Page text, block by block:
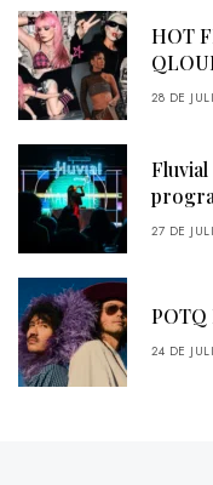
HOT
28 DE
27 DE
POTQ
24 DE